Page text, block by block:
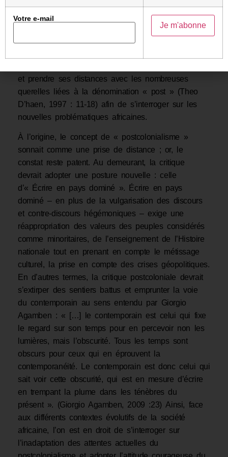
réflexion sur le mode de fonctionnement de la
société postcoloniale africaine. Face à ce qui
ressemble à un échec des indépendances et
et prendre ses distances avec les nombreuses
querelles liées à la dénomination « post » (Theo
D’haen, 1997 : 11-18) afin de s’interroger sur les
nouvelles problématiques africaines.
À l’origine, le concept de « postcolonialisme »
sonnait comme une prise de distance ; or, le
constat reste patent. Au demeurant, la critique
devrait adopter une posture nouvelle : celle
d’« Écrire en pays dominé ». Écrire en pays
dominé – en plus de la vulgarisation des discours
et contre-discours hégémoniques – exige une
réappropriation des valeurs des peuples considérés
comme minoritaires, de l’enseignement de l’Histoire
nationale tout en prenant en compte le métissage
culturel, la prise en compte des crises géopolitiques.
En d’autres termes, la critique postcoloniale devrait
s’extirper des sentiers battus et emprunter la voie
du contemporain au sens entendu par Giorgio
Agamben : « […] le contemporain est celui qui fixe
le regard sur son temps pour en percevoir non les
lumières, mais l’obscurité. Tous les temps sont
obscurs pour ceux qui en éprouvent la
contemporanéité. Le contemporain est donc celui qui
sait voir cette obscurité, qui est en mesure d’écrire
en trempant la plume dans les ténèbres du
présent ». (Giorgio Agamben, 2009 :23) Ainsi, face
aux différents contextes évolutifs de la société
africaine, l’on est en droit de s’interroger sur
l’inadaptation des attentes actuelles du
Votre e-mail